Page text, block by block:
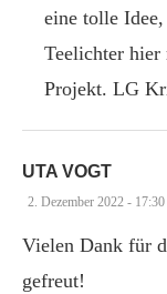
eine tolle
Teelichter
Projekt. LG
UTA VOGT
2. Dezember 2022 - 17:30
Vielen Dank für
gefreut!